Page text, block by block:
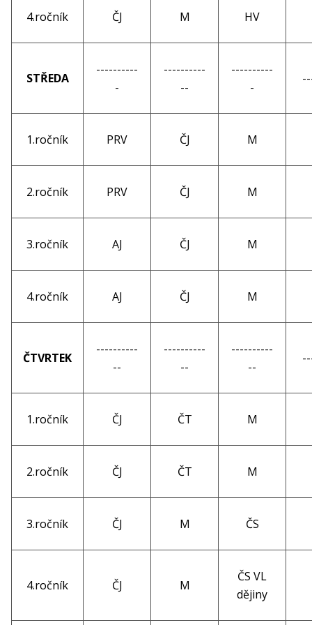
4.ročník ČJ M HV
STŘEDA
----------
-
----------
--
----------
-
1.ročník PRV ČJ M
2.ročník PRV ČJ M
3.ročník AJ ČJ M
4.ročník AJ ČJ M
ČTVRTEK
----------
--
----------
--
----------
--
1.ročník ČJ ČT M
2.ročník ČJ ČT M
3.ročník ČJ M ČS
4.ročník ČJ M
ČS VL
dějiny